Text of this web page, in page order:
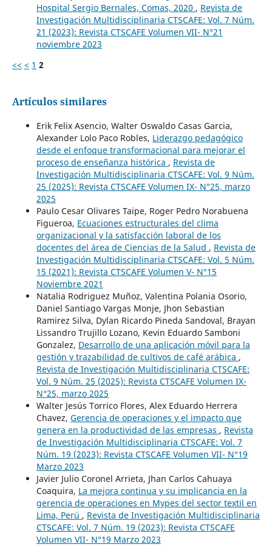
Hospital Sergio Bernales, Comas, 2020 , Revista de
Investigación Multidisciplinaria CTSCAFE: Vol. 7 Núm.
21 (2023): Revista CTSCAFE Volumen VII- N°21
noviembre 2023
<< < 1 2
Artículos similares
Erik Felix Asencio, Walter Oswaldo Casas Garcia,
Alexander Lolo Paco Robles, Liderazgo pedagógico
desde el enfoque transformacional para mejorar el
proceso de enseñanza histórica , Revista de
Investigación Multidisciplinaria CTSCAFE: Vol. 9 Núm.
25 (2025): Revista CTSCAFE Volumen IX- N°25, marzo
2025
Paulo Cesar Olivares Taipe, Roger Pedro Norabuena
Figueroa, Ecuaciones estructurales del clima
organizacional y la satisfacción laboral de los
docentes del área de Ciencias de la Salud , Revista de
Investigación Multidisciplinaria CTSCAFE: Vol. 5 Núm.
15 (2021): Revista CTSCAFE Volumen V- N°15
Noviembre 2021
Natalia Rodriguez Muñoz, Valentina Polania Osorio,
Daniel Santiago Vargas Monje, Jhon Sebastian
Ramirez Silva, Dylan Ricardo Pineda Sandoval, Brayan
Lissandro Trujillo Lozano, Kevin Eduardo Samboni
Gonzalez, Desarrollo de una aplicación móvil para la
gestión y trazabilidad de cultivos de café arábica ,
Revista de Investigación Multidisciplinaria CTSCAFE:
Vol. 9 Núm. 25 (2025): Revista CTSCAFE Volumen IX-
N°25, marzo 2025
Walter Jesús Torrico Flores, Alex Eduardo Herrera
Chavez, Gerencia de operaciones y el impacto que
genera en la productividad de las empresas , Revista
de Investigación Multidisciplinaria CTSCAFE: Vol. 7
Núm. 19 (2023): Revista CTSCAFE Volumen VII- N°19
Marzo 2023
Javier Julio Coronel Arrieta, Jhan Carlos Cahuaya
Coaquira, La mejora continua y su implicancia en la
gerencia de operaciones en Mypes del sector textil en
Lima, Perú , Revista de Investigación Multidisciplinaria
CTSCAFE: Vol. 7 Núm. 19 (2023): Revista CTSCAFE
Volumen VII- N°19 Marzo 2023